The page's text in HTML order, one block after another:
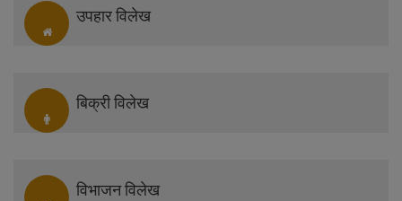
उपहार विलेख
बिक्री विलेख
विभाजन विलेख